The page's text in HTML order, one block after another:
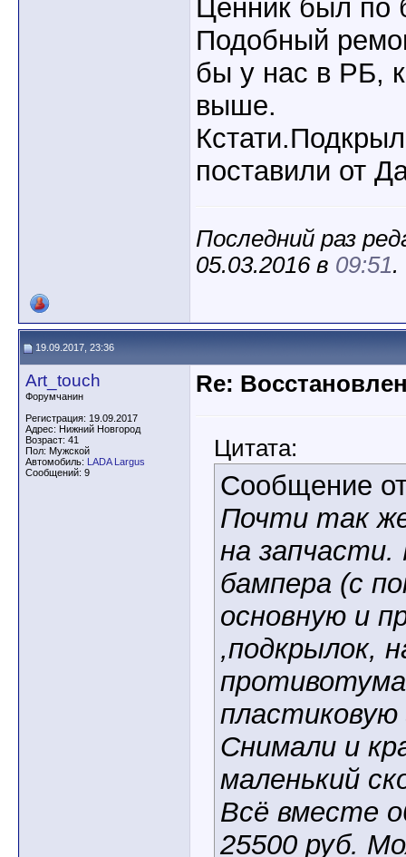
Ценник был по
Подобный
бы у нас в РБ,
выше.
поставили от
Последний раз
05.03.2016 в 09:51.
19.09.2017, 23:36
Art_touch
Форумчанин
Регистрация: 19.09.2017
Адрес: Нижний Новгород
Возраст: 41
Пол: Мужской
Автомобиль: LADA Largus
Сообщений: 9
Re:
Цитата:
Сообщение
Почти так
на запчасти.
бампера (с
основную и
,подкрылок,
Снимали и
маленький
Всё вместе
25500 руб.